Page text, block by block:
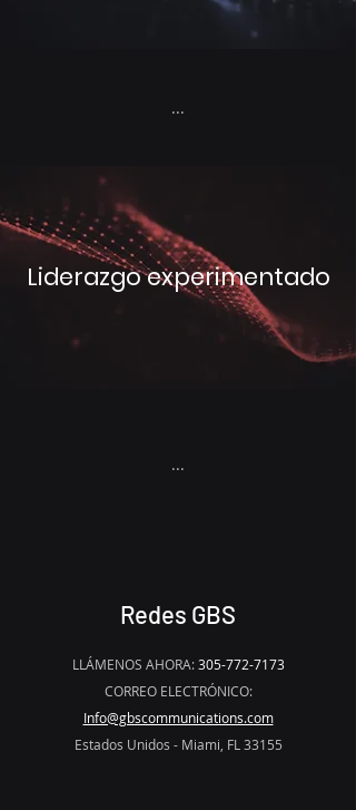
...
Liderazgo experimentado
...
Redes GBS
LLÁMENOS AHORA: 305-772-7173
CORREO ELECTRÓNICO:
Info@gbscommunications.com
Estados Unidos - Miami, FL 33155